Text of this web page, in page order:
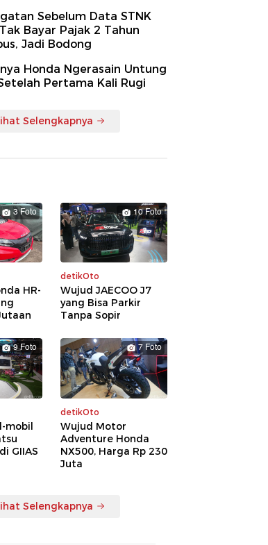
Sebelum Data STNK
Bayar Pajak 2 Tahun
Jadi Bodong
Honda Ngerasain Untung
Pertama Kali Rugi
Selengkapnya
3 Foto
HR-
10 Foto
detikOto
Wujud JAECOO J7
yang Bisa Parkir
Tanpa Sopir
9 Foto
mobil
GIIAS
7 Foto
detikOto
Wujud Motor
Adventure Honda
NX500, Harga Rp 230
Juta
Selengkapnya